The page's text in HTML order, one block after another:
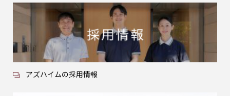
アズハイムの採用情報